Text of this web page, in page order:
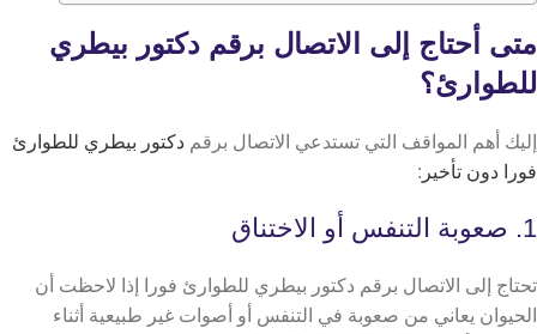
متى أحتاج إلى الاتصال برقم دكتور بيطري
للطوارئ؟
إليك أهم المواقف التي تستدعي الاتصال برقم دكتور بيطري للطوارئ
فورا دون تأخير :
1. صعوبة التنفس أو الاختناق
تحتاج إلى الاتصال برقم دكتور بيطري للطوارئ فورا إذا لاحظت أن
الحيوان يعاني من صعوبة في التنفس أو أصوات غير طبيعية أثناء